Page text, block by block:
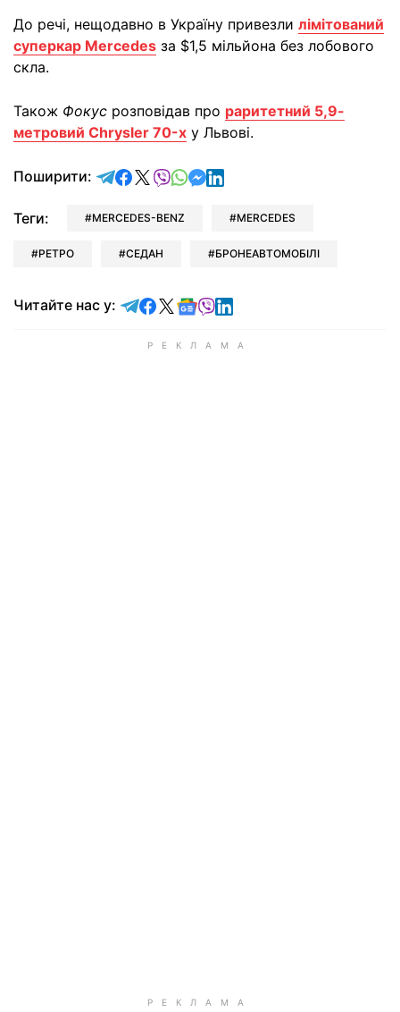
До речі, нещодавно в Україну привезли лімітований
суперкар Mercedes за $1,5 мільйона без лобового
скла.
Також Фокус розповідав про раритетний 5,9-
метровий Chrysler 70-х у Львові.
Поширити: відправити у Telegram
поділитись у Facebook
поділитись у X
відправити у Viber
відправити у Whatsapp
відправити у Messenger
відправити у LinkedIn
Теги: MERCEDES-BENZ MERCEDES
РЕТРО СЕДАН БРОНЕАВТОМОБІЛІ
Читайте нас у: Читайте у Telegram
Читайте у Facebook
Читайте у X
Читайте у Google news
Читайте у Viber
Читайте у LinkedIn